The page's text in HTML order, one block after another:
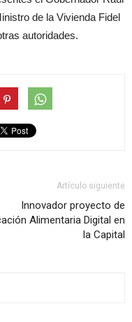
de la Vivienda Fidel
autoridades.
Artículo siguiente
Innovador proyecto de
Alimentaria Digital en
la Capital